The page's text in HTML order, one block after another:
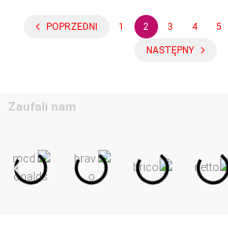
POPRZEDNI 1 2 3 4 5
NASTĘPNY
Zaufali nam